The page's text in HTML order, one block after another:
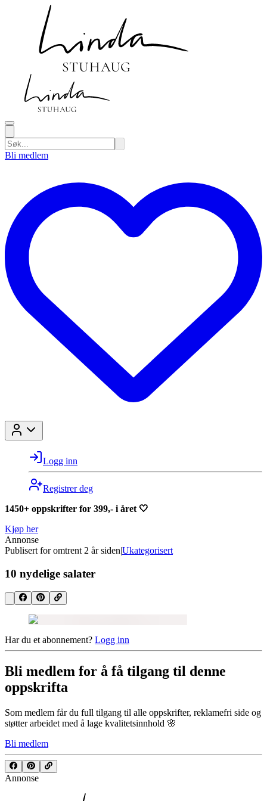
Bli medlem
Logg inn
Registrer deg
1450+ oppskrifter for 399,- i året 🤍
Kjøp her
Annonse
Publisert for omtrent 2 år siden|Ukategorisert
10 nydelige salater
Har du et abonnement? Logg inn
Bli medlem for å få tilgang til denne
oppskrifta
Som medlem får du full tilgang til alle oppskrifter, reklamefri side og
støtter arbeidet med å lage kvalitetsinnhold 🌸
Bli medlem
Annonse